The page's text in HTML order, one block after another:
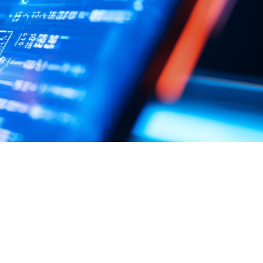
FAQ Zertifizierung